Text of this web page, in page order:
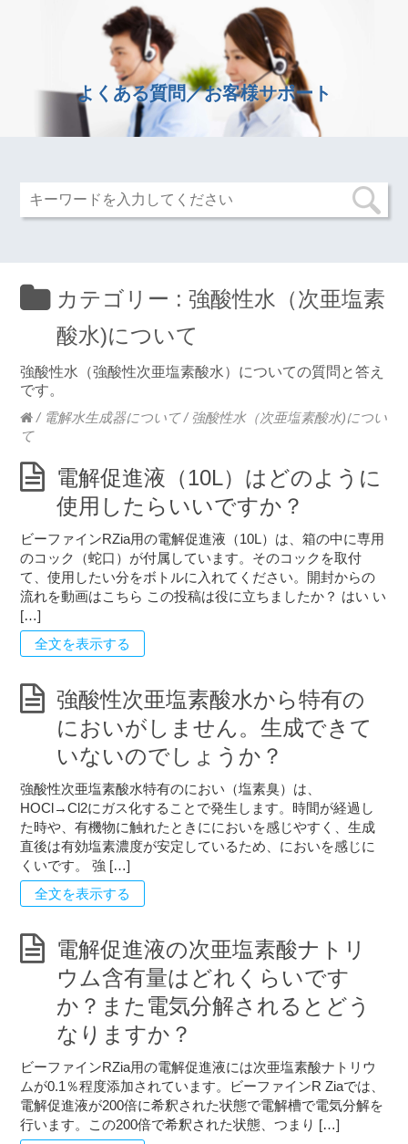
よくある質問／お客様サポート
カテゴリー :強酸性水（次亜塩素
酸水)について
強酸性水（強酸性次亜塩素酸水）についての質問と答え
です。
/ 電解水生成器について / 強酸性水（次亜塩素酸水)につい
て
電解促進液（10L）はどのように
使用したらいいですか？
ビーファインRZia用の電解促進液（10L）は、箱の中に専用
のコック（蛇口）が付属しています。そのコックを取付
て、使用したい分をボトルに入れてください。開封からの
流れを動画はこちら この投稿は役に立ちましたか？ はい い
[…]
全文を表示する
強酸性次亜塩素酸水から特有の
においがしません。生成できて
いないのでしょうか？
強酸性次亜塩素酸水特有のにおい（塩素臭）は、
HOCl→Cl2にガス化することで発生します。時間が経過し
た時や、有機物に触れたときににおいを感じやすく、生成
直後は有効塩素濃度が安定しているため、においを感じに
くいです。 強 […]
全文を表示する
電解促進液の次亜塩素酸ナトリ
ウム含有量はどれくらいです
か？また電気分解されるとどう
なりますか？
ビーファインRZia用の電解促進液には次亜塩素酸ナトリウ
ムが0.1％程度添加されています。ビーファインR Ziaでは、
電解促進液が200倍に希釈された状態で電解槽で電気分解を
行います。この200倍で希釈された状態、つまり […]